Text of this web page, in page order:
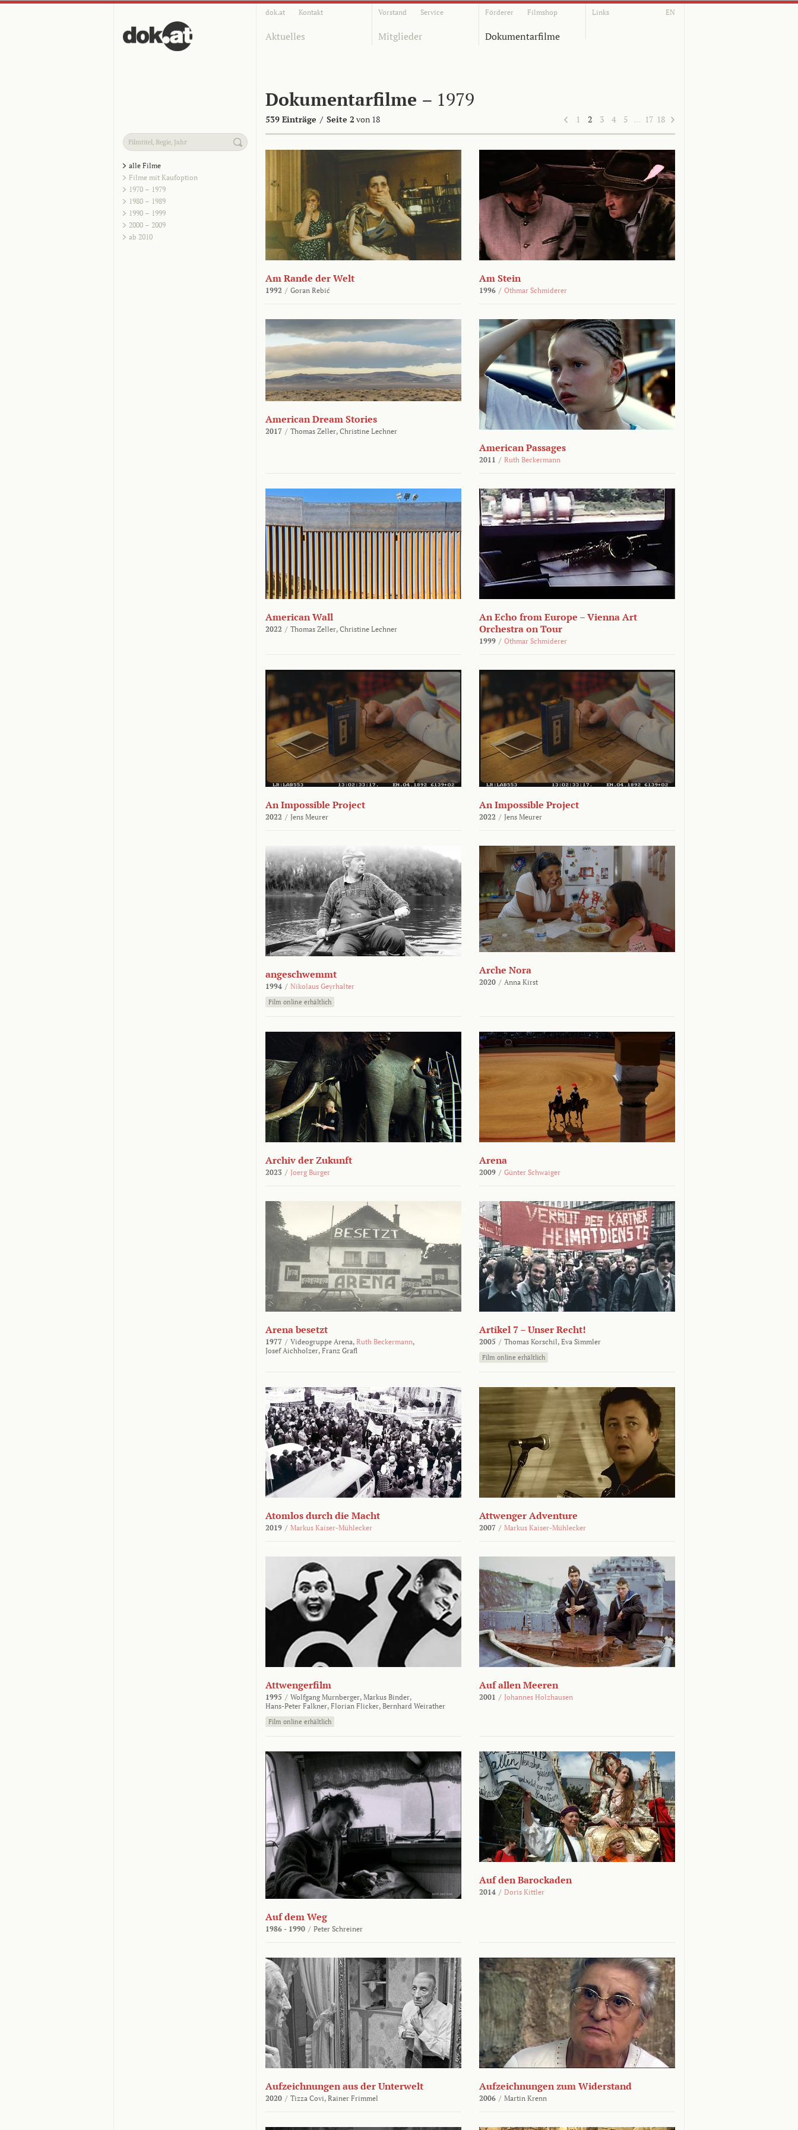
dok.at Kontakt Vorstand Service Förderer Filmshop Links EN
Aktuelles Mitglieder Dokumentarfilme
Dokumentarfilme – 1979
539 Einträge / Seite 2 von 18 1 2 3 4 5 … 17 18
alle Filme
Filme mit Kaufoption
1970 – 1979
1980 – 1989
1990 – 1999
2000 – 2009
ab 2010
Am Rande der Welt
1992 / Goran Rebić
Am Stein
1996 / Othmar Schmiderer
American Dream Stories
2017 / Thomas Zeller, Christine Lechner
American Passages
2011 / Ruth Beckermann
American Wall
2022 / Thomas Zeller, Christine Lechner
An Echo from Europe – Vienna Art
Orchestra on Tour
1999 / Othmar Schmiderer
An Impossible Project
2022 / Jens Meurer
An Impossible Project
2022 / Jens Meurer
angeschwemmt
1994 / Nikolaus Geyrhalter
Film online erhältlich
Arche Nora
2020 / Anna Kirst
Archiv der Zukunft
2023 / Joerg Burger
Arena
2009 / Günter Schwaiger
Arena besetzt
1977 / Videogruppe Arena, Ruth Beckermann,
Josef Aichholzer, Franz Grafl
Artikel 7 – Unser Recht!
2005 / Thomas Korschil, Eva Simmler
Film online erhältlich
Atomlos durch die Macht
2019 / Markus Kaiser-Mühlecker
Attwenger Adventure
2007 / Markus Kaiser-Mühlecker
Attwengerfilm
1995 / Wolfgang Murnberger, Markus Binder,
Hans-Peter Falkner, Florian Flicker, Bernhard Weirather
Film online erhältlich
Auf allen Meeren
2001 / Johannes Holzhausen
Auf dem Weg
1986 - 1990 / Peter Schreiner
Auf den Barockaden
2014 / Doris Kittler
Aufzeichnungen aus der Unterwelt
2020 / Tizza Covi, Rainer Frimmel
Aufzeichnungen zum Widerstand
2006 / Martin Krenn